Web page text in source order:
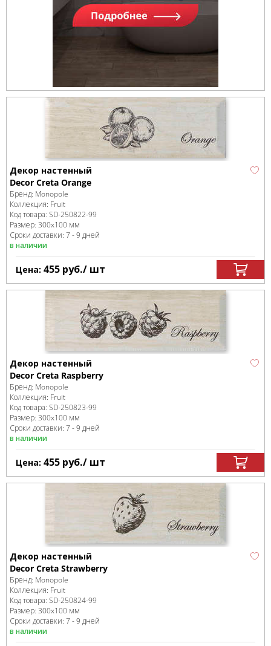
Декор настенный
Decor Creta Orange
Бренд: Monopole
Коллекция: Fruit
Код товара: SD-250822-99
Размер: 300x100 мм
Сроки доставки: 7 - 9 дней
в наличии
Цена: 455 руб./ шт
Декор настенный
Decor Creta Raspberry
Бренд: Monopole
Коллекция: Fruit
Код товара: SD-250823-99
Размер: 300x100 мм
Сроки доставки: 7 - 9 дней
в наличии
Цена: 455 руб./ шт
Декор настенный
Decor Creta Strawberry
Бренд: Monopole
Коллекция: Fruit
Код товара: SD-250824-99
Размер: 300x100 мм
Сроки доставки: 7 - 9 дней
в наличии